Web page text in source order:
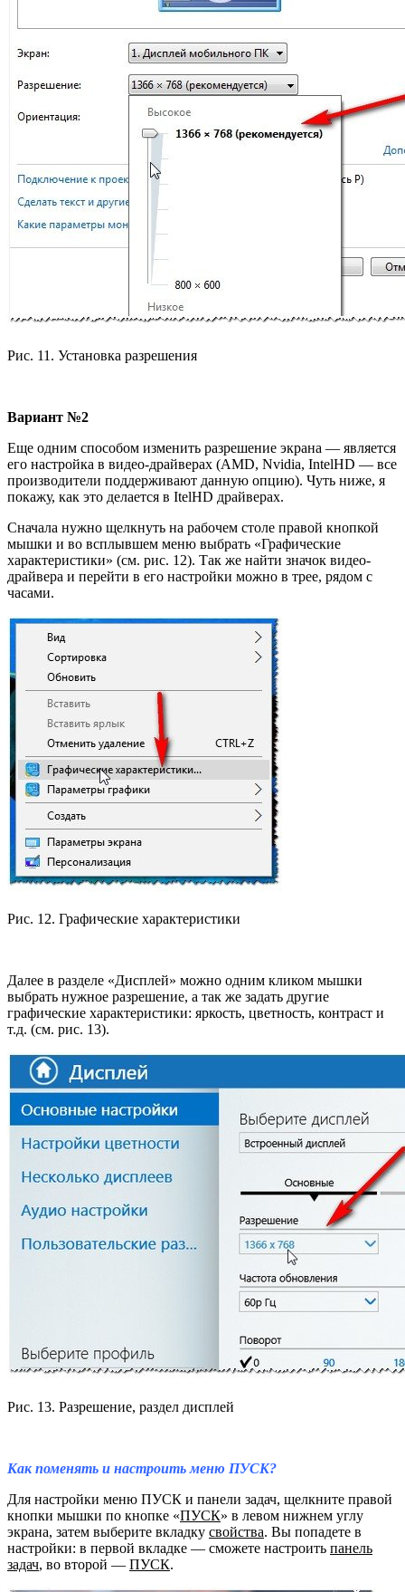
Рис. 11. Установка разрешения
Вариант №2
Еще одним способом изменить разрешение экрана — является
его настройка в видео-драйверах (AMD, Nvidia, IntelHD — все
производители поддерживают данную опцию). Чуть ниже, я
покажу, как это делается в ItelHD драйверах.
Сначала нужно щелкнуть на рабочем столе правой кнопкой
мышки и во всплывшем меню выбрать «Графические
характеристики» (см. рис. 12). Так же найти значок видео-
драйвера и перейти в его настройки можно в трее, рядом с
часами.
Рис. 12. Графические характеристики
Далее в разделе «Дисплей» можно одним кликом мышки
выбрать нужное разрешение, а так же задать другие
графические характеристики: яркость, цветность, контраст и
т.д. (см. рис. 13).
Рис. 13. Разрешение, раздел дисплей
Как поменять и настроить меню ПУСК?
Для настройки меню ПУСК и панели задач, щелкните правой
кнопки мышки по кнопке «ПУСК» в левом нижнем углу
экрана, затем выберите вкладку свойства. Вы попадете в
настройки: в первой вкладке — сможете настроить панель
задач, во второй — ПУСК.